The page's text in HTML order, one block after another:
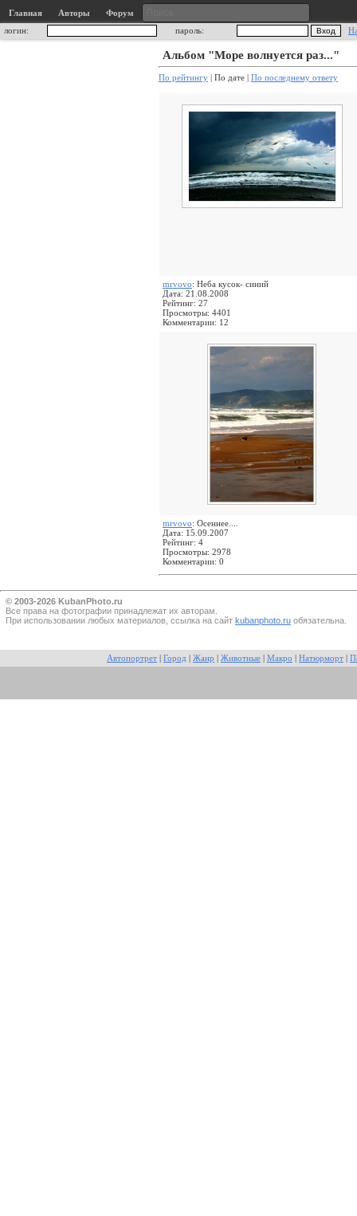
Главная Авторы
Форум
логин:
пароль:
Альбом "Море волнуется раз..."
По рейтингу | По дате | По последнему ответу
mrvovo: Неба кусок- синий
Дата: 21.08.2008
Рейтинг: 27
Просмотры: 4401
Комментарии: 12
mrvovo: Осеннее....
Дата: 15.09.2007
Рейтинг: 4
Просмотры: 2978
Комментарии: 0
© 2003-2026 KubanPhoto.ru
Все прaва на фотографии принадлежат их авторам.
При использовании любых материалов, ссылка на сайт kubanphoto.ru обязательна.
Автопортрет Город Жанр Животные Макро Натюрморт